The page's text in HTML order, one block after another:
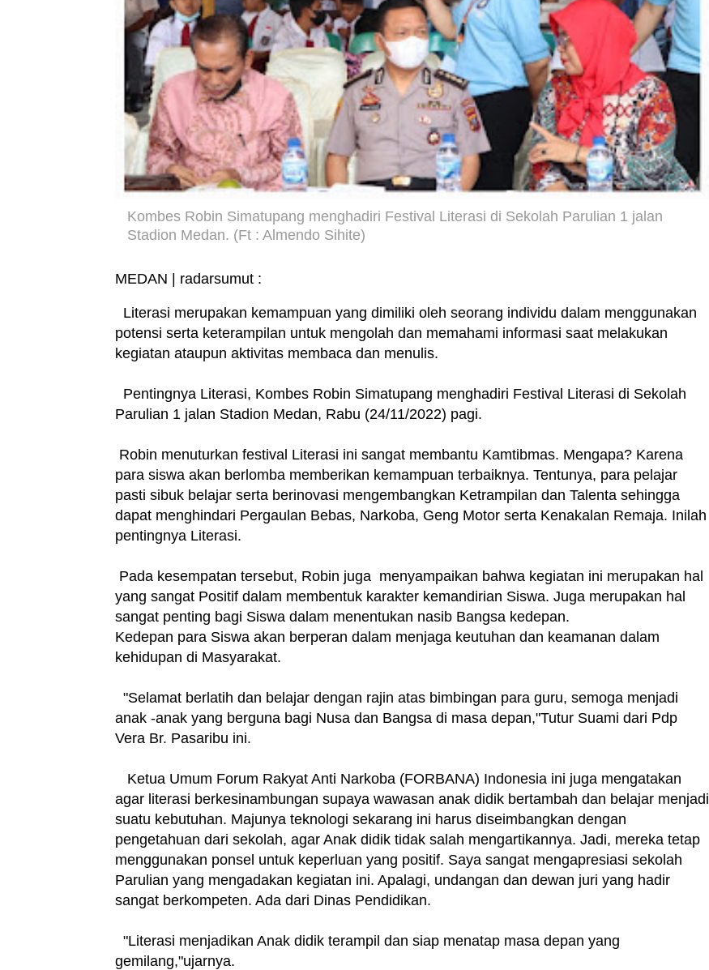
Kombes Robin Simatupang menghadiri Festival Literasi di Sekolah Parulian 1 jalan
Stadion Medan. (Ft : Almendo Sihite)
MEDAN | radarsumut :
Literasi merupakan kemampuan yang dimiliki oleh seorang individu dalam menggunakan
potensi serta keterampilan untuk mengolah dan memahami informasi saat melakukan
kegiatan ataupun aktivitas membaca dan menulis.
Pentingnya Literasi, Kombes Robin Simatupang menghadiri Festival Literasi di Sekolah
Parulian 1 jalan Stadion Medan, Rabu (24/11/2022) pagi.
Robin menuturkan festival Literasi ini sangat membantu Kamtibmas. Mengapa? Karena
para siswa akan berlomba memberikan kemampuan terbaiknya. Tentunya, para pelajar
pasti sibuk belajar serta berinovasi mengembangkan Ketrampilan dan Talenta sehingga
dapat menghindari Pergaulan Bebas, Narkoba, Geng Motor serta Kenakalan Remaja. Inilah
pentingnya Literasi.
Pada kesempatan tersebut, Robin juga menyampaikan bahwa kegiatan ini merupakan hal
yang sangat Positif dalam membentuk karakter kemandirian Siswa. Juga merupakan hal
sangat penting bagi Siswa dalam menentukan nasib Bangsa kedepan.
Kedepan para Siswa akan berperan dalam menjaga keutuhan dan keamanan dalam
kehidupan di Masyarakat.
"Selamat berlatih dan belajar dengan rajin atas bimbingan para guru, semoga menjadi
anak -anak yang berguna bagi Nusa dan Bangsa di masa depan,"Tutur Suami dari Pdp
Vera Br. Pasaribu ini.
Ketua Umum Forum Rakyat Anti Narkoba (FORBANA) Indonesia ini juga mengatakan
agar literasi berkesinambungan supaya wawasan anak didik bertambah dan belajar menjadi
suatu kebutuhan. Majunya teknologi sekarang ini harus diseimbangkan dengan
pengetahuan dari sekolah, agar Anak didik tidak salah mengartikannya. Jadi, mereka tetap
menggunakan ponsel untuk keperluan yang positif. Saya sangat mengapresiasi sekolah
Parulian yang mengadakan kegiatan ini. Apalagi, undangan dan dewan juri yang hadir
sangat berkompeten. Ada dari Dinas Pendidikan.
"Literasi menjadikan Anak didik terampil dan siap menatap masa depan yang
gemilang,"ujarnya.